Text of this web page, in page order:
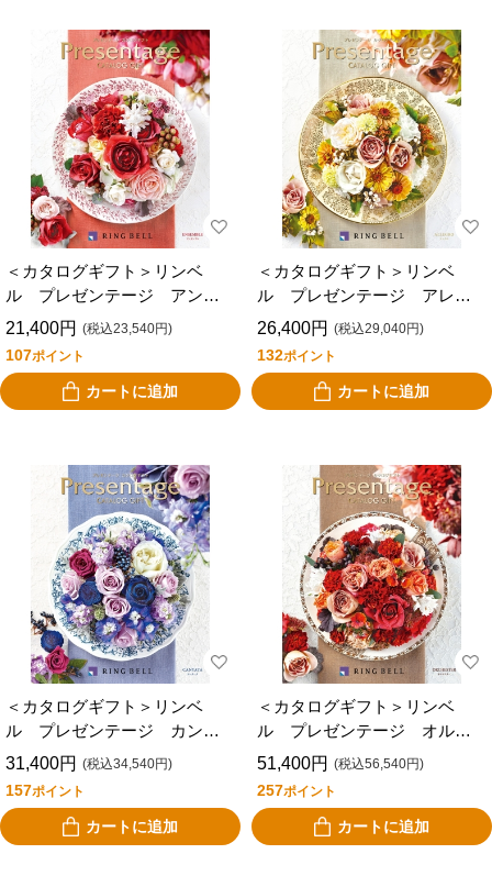
＜カタログギフト＞リンベ
ル プレゼンテージ アンサ
ンブル
21,400円 (税込23,540円)
107ポイント
カートに追加
＜カタログギフト＞リンベ
ル プレゼンテージ アレグ
ロ
26,400円 (税込29,040円)
132ポイント
カートに追加
＜カタログギフト＞リンベ
ル プレゼンテージ カンタ
ータ
31,400円 (税込34,540円)
157ポイント
カートに追加
＜カタログギフト＞リンベ
ル プレゼンテージ オルケ
スター
51,400円 (税込56,540円)
257ポイント
カートに追加